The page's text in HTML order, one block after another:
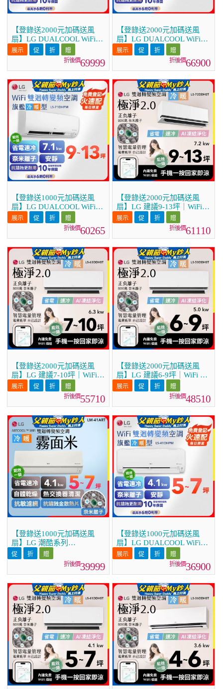
【登錄送2000元加碼送風
扇】LG DUALCOOL WiFi雙
迴轉變頻空調 - 旗艦冷暖型
_9.3kw LS-93DHP
69999
【登錄送2000元加碼送風
扇】LG DUALCOOL WiFi雙
迴轉變頻空調 - 旗艦冷暖型
_8.3kw LS-83DHP
66900
【登錄送1000元加碼送風
扇】LG DUALCOOL WiFi雙
迴轉變頻空調 - 旗艦冷暖型
_7.1kw LS-71DHPM
60265
【登錄送2000元加碼送風
扇】LG 建議9-13坪｜WiFi
雙迴轉變頻空調｜極淨2.0系
列｜AI 氣流 & 奈米離子
61110
【登錄送2000元加碼送風
扇】LG 建議7-10坪｜WiFi
雙迴轉變頻空調｜極淨2.0系
列｜AI 氣流 & 奈米離子
55710
【登錄送2000元加碼送風
扇】LG 建議6-9坪｜WiFi 雙
迴轉變頻空調｜極淨2.0系列
｜AI 氣流 & 奈米離子 (LS-
48510
【登錄送1000元加碼送風
扇】LG 潮酷系列
ARTCOOL™ WiFi 潮酷冷暖
雙迴轉變頻空調 - 霧面米
_4.1kw_建議適用坪數約5-7
39999
【登錄送1000元加碼送風
扇】LG DUALCOOL WiFi雙
迴轉變頻空調 - 旗艦冷暖型
_4.1kw LS-41DHPM
36900